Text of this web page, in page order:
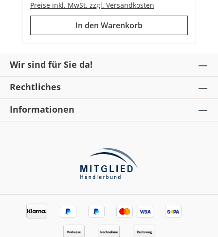
TrioBirkenpilzSonnentauLindenblütenwasserB
einwellZinnkrautCranberryölSonnenblumenöl
RosenwasserAnwendung:Die zarte
Reinigungsmilch morgens und abends auf die
trockene Haut massieren. Anschließend mit
Wasser aufschäumen und abnehmen. Für die
abendliche Anwendung empfehlen wir vorab
die Verwendung des Pre-Cleansers.
Preise inkl. MwSt. zzgl. Versandkosten
In den Warenkorb
Wir sind für Sie da!
Rechtliches
Informationen